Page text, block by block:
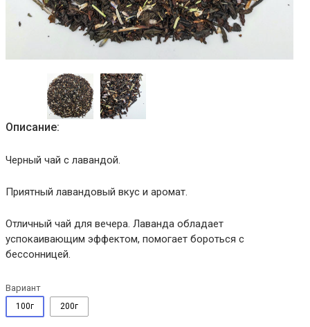
Описание:
Черный чай с лавандой.
Приятный лавандовый вкус и аромат.
Отличный чай для вечера. Лаванда обладает
успокаивающим эффектом, помогает бороться с
бессонницей.
Вариант
100г 200г